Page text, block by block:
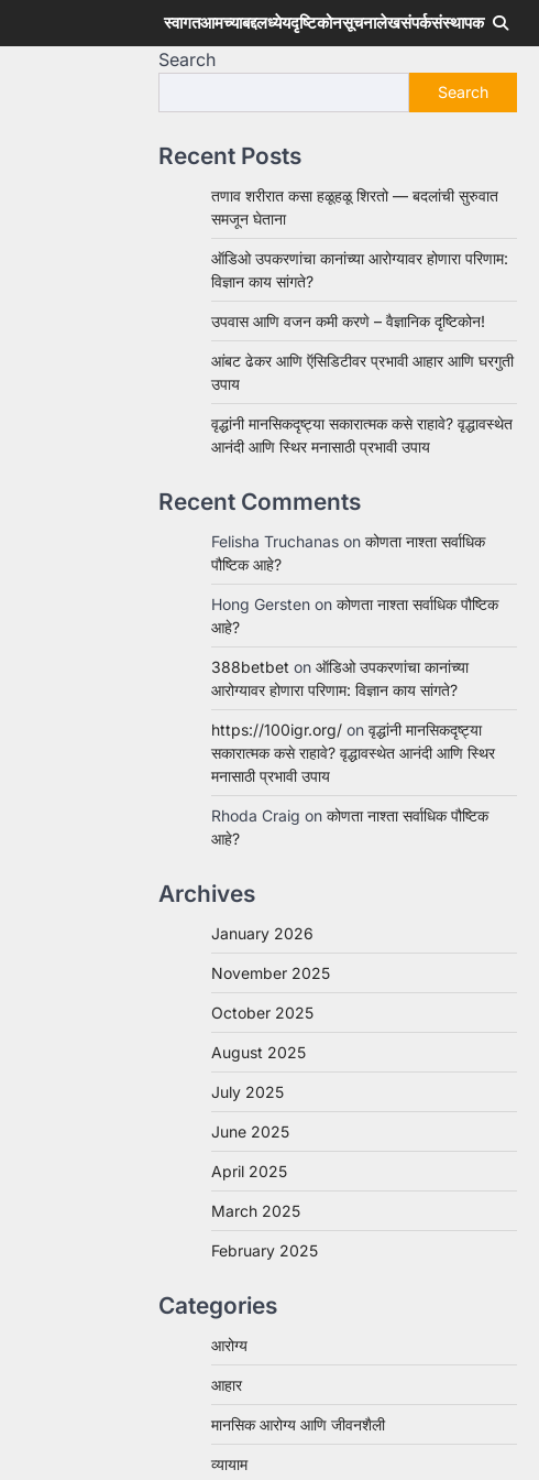
स्वागतआमच्याबद्दलध्येयदृष्टिकोनसूचनालेखसंपर्कसंस्थापक
Search
Search
Recent Posts
तणाव शरीरात कसा हळूहळू शिरतो — बदलांची सुरुवात
समजून घेताना
ऑडिओ उपकरणांचा कानांच्या आरोग्यावर होणारा परिणाम:
विज्ञान काय सांगते?
उपवास आणि वजन कमी करणे – वैज्ञानिक दृष्टिकोन!
आंबट ढेकर आणि ऍसिडिटीवर प्रभावी आहार आणि घरगुती
उपाय
वृद्धांनी मानसिकदृष्ट्या सकारात्मक कसे राहावे? वृद्धावस्थेत
आनंदी आणि स्थिर मनासाठी प्रभावी उपाय
Recent Comments
Felisha Truchanas on कोणता नाश्ता सर्वाधिक
पौष्टिक आहे?
Hong Gersten on कोणता नाश्ता सर्वाधिक पौष्टिक
आहे?
388betbet on ऑडिओ उपकरणांचा कानांच्या
आरोग्यावर होणारा परिणाम: विज्ञान काय सांगते?
https://100igr.org/ on वृद्धांनी मानसिकदृष्ट्या
सकारात्मक कसे राहावे? वृद्धावस्थेत आनंदी आणि स्थिर
मनासाठी प्रभावी उपाय
Rhoda Craig on कोणता नाश्ता सर्वाधिक पौष्टिक
आहे?
Archives
January 2026
November 2025
October 2025
August 2025
July 2025
June 2025
April 2025
March 2025
February 2025
Categories
आरोग्य
आहार
मानसिक आरोग्य आणि जीवनशैली
व्यायाम